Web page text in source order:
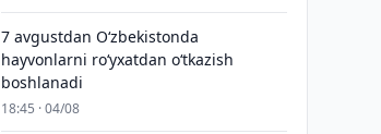
7 avgustdan O‘zbekistonda
hayvonlarni ro‘yxatdan o‘tkazish
boshlanadi
18:45 · 04/08